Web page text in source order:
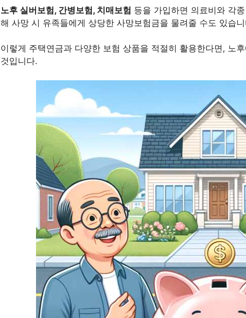
노후 실버보험, 간병보험, 치매보험 등을 가입하면 의료비와 각
해 사망 시 유족들에게 상당한 사망보험금을 물려줄 수도 있습
이렇게 주택연금과 다양한 보험 상품을 적절히 활용한다면, 노
것입니다.